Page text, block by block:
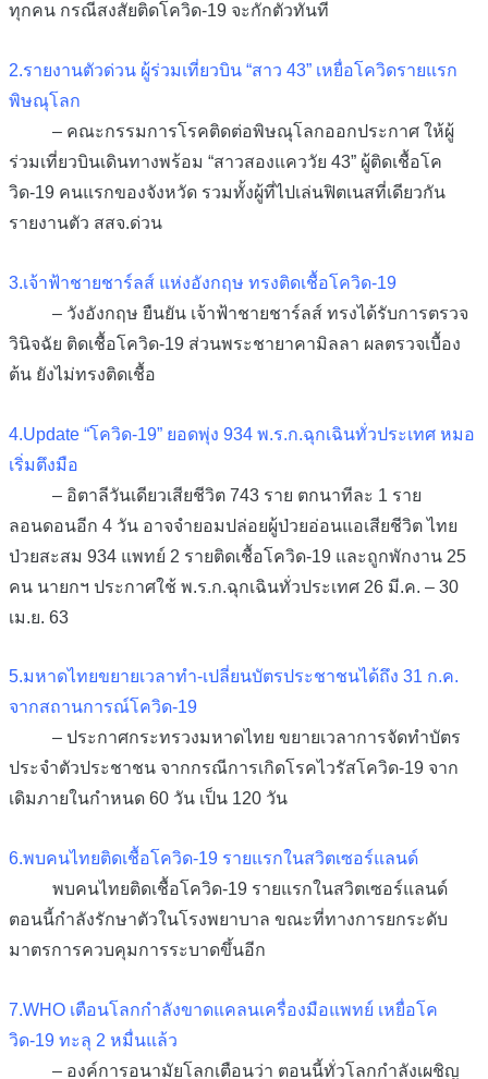
ทุกคน กรณีสงสัยติดโควิด-19 จะกักตัวทันที
2.รายงานตัวด่วน ผู้ร่วมเที่ยวบิน “สาว 43” เหยื่อโควิดรายแรก
พิษณุโลก
– คณะกรรมการโรคติดต่อพิษณุโลกออกประกาศ ให้ผู้
ร่วมเที่ยวบินเดินทางพร้อม “สาวสองแคววัย 43” ผู้ติดเชื้อโค
วิด-19 คนแรกของจังหวัด รวมทั้งผู้ที่ไปเล่นฟิตเนสที่เดียวกัน
รายงานตัว สสจ.ด่วน
3.เจ้าฟ้าชายชาร์ลส์ แห่งอังกฤษ ทรงติดเชื้อโควิด-19
– วังอังกฤษ ยืนยัน เจ้าฟ้าชายชาร์ลส์ ทรงได้รับการตรวจ
วินิจฉัย ติดเชื้อโควิด-19 ส่วนพระชายาคามิลลา ผลตรวจเบื้อง
ต้น ยังไม่ทรงติดเชื้อ
4.Update “โควิด-19” ยอดพุ่ง 934 พ.ร.ก.ฉุกเฉินทั่วประเทศ หมอ
เริ่มตึงมือ
– อิตาลีวันเดียวเสียชีวิต 743 ราย ตกนาทีละ 1 ราย
ลอนดอนอีก 4 วัน อาจจำยอมปล่อยผู้ป่วยอ่อนแอเสียชีวิต ไทย
ป่วยสะสม 934 แพทย์ 2 รายติดเชื้อโควิด-19 และถูกพักงาน 25
คน นายกฯ ประกาศใช้ พ.ร.ก.ฉุกเฉินทั่วประเทศ 26 มี.ค. – 30
เม.ย. 63
5.มหาดไทยขยายเวลาทำ-เปลี่ยนบัตรประชาชนได้ถึง 31 ก.ค.
จากสถานการณ์โควิด-19
– ประกาศกระทรวงมหาดไทย ขยายเวลาการจัดทำบัตร
ประจำตัวประชาชน จากกรณีการเกิดโรคไวรัสโควิด-19 จาก
เดิมภายในกำหนด 60 วัน เป็น 120 วัน
6.พบคนไทยติดเชื้อโควิด-19 รายแรกในสวิตเซอร์แลนด์
พบคนไทยติดเชื้อโควิด-19 รายแรกในสวิตเซอร์แลนด์
ตอนนี้กำลังรักษาตัวในโรงพยาบาล ขณะที่ทางการยกระดับ
มาตรการควบคุมการระบาดขึ้นอีก
7.WHO เตือนโลกกำลังขาดแคลนเครื่องมือแพทย์ เหยื่อโค
วิด-19 ทะลุ 2 หมื่นแล้ว
– องค์การอนามัยโลกเตือนว่า ตอนนี้ทั่วโลกกำลังเผชิญ